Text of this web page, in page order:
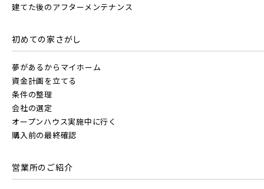
建てた後のアフターメンテナンス
初めての家さがし
夢があるからマイホーム
資金計画を立てる
条件の整理
会社の選定
オープンハウス実施中に行く
購入前の最終確認
営業所のご紹介